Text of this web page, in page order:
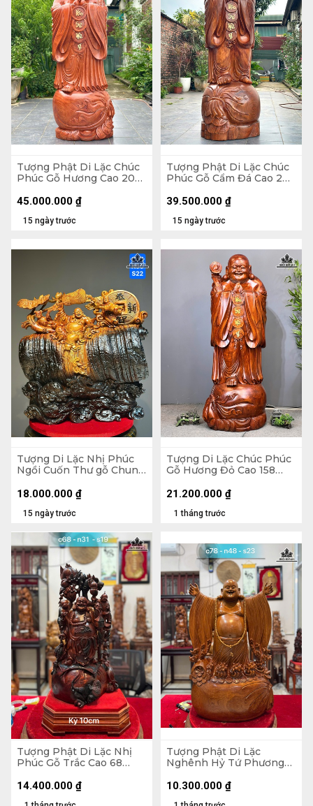
Tượng Phật Di Lặc Chúc
Phúc Gỗ Hương Cao 200
15 ngày trước
45.000.000 ₫
Tượng Phật Di Lặc Chúc
Phúc Gỗ Cẩm Đá Cao 200
15 ngày trước
39.500.000 ₫
Tượng Di Lặc Nhị Phúc
Ngồi Cuốn Thư gỗ Chun
50 Sâu 22 (cm)
15 ngày trước
18.000.000 ₫
Tượng Di Lặc Chúc Phúc
Gỗ Hương Đỏ Cao 158
1 tháng trước
21.200.000 ₫
Tượng Phật Di Lặc Nhị
Phúc Gỗ Trắc Cao 68
14.400.000 ₫
Tượng Phật Di Lặc
Nghênh Hỷ Tứ Phương
Ngang 46 Sâu 23 (cm)
10.300.000 ₫